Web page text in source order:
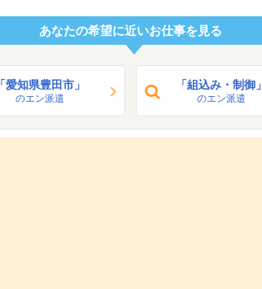
あなたの希望に近いお仕事を見る
「愛知県豊田市」
のエン派遣
「組込み・制御」
のエン派遣